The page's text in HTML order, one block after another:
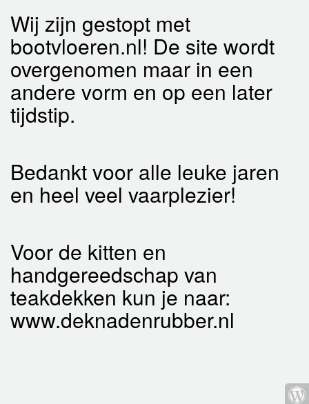
Wij zijn gestopt met
bootvloeren.nl! De site wordt
overgenomen maar in een
andere vorm en op een later
tijdstip.
Bedankt voor alle leuke jaren
en heel veel vaarplezier!
Voor de kitten en
handgereedschap van
teakdekken kun je naar:
www.deknadenrubber.nl